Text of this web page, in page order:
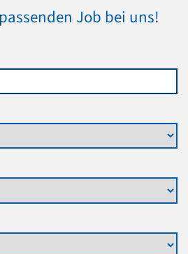
Job bei uns!